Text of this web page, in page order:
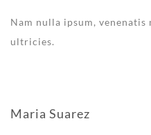
Nam nulla ipsum, venenatis
ultricies.
Maria Suarez